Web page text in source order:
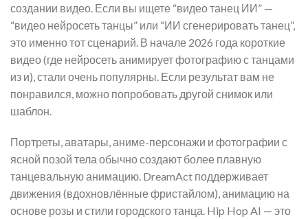
создании видео. Если вы ищете “видео танец ИИ” —
“видео нейросеть танцы” или “ИИ сгенерировать танец”,
это именно тот сценарий. В начале 2026 года короткие
видео (где нейросеть анимирует фотографию с танцами
из и), стали очень популярны. Если результат вам не
понравился, можно попробовать другой снимок или
шаблон.
Портреты, аватары, аниме-персонажи и фотографии с
ясной позой тела обычно создают более плавную
танцевальную анимацию. DreamAct поддерживает
движения (вдохновлённые фристайлом), анимацию на
основе розы и стили городского танца. Hip Hop AI — это